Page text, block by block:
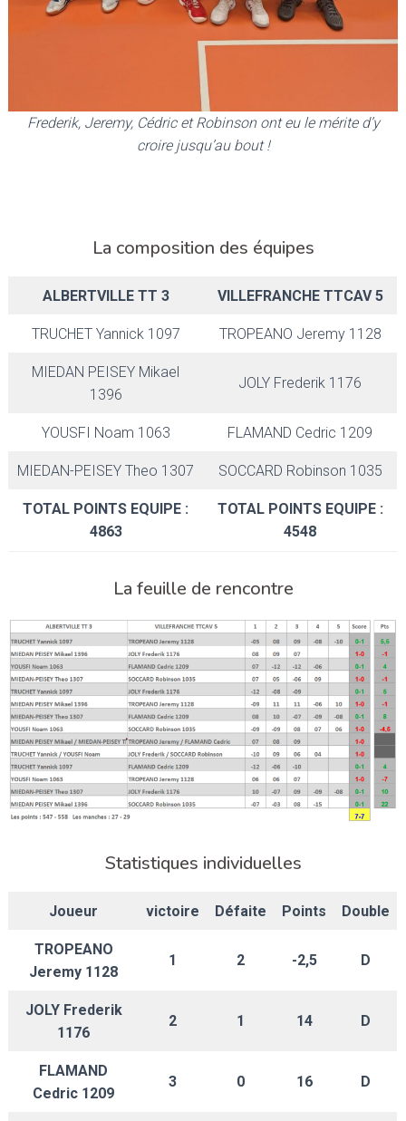
Frederik, Jeremy, Cédric et Robinson ont eu le mérite d’y
croire jusqu’au bout !
La composition des équipes
ALBERTVILLE TT 3 VILLEFRANCHE TTCAV 5
TRUCHET Yannick 1097 TROPEANO Jeremy 1128
MIEDAN PEISEY Mikael
1396
JOLY Frederik 1176
YOUSFI Noam 1063 FLAMAND Cedric 1209
MIEDAN-PEISEY Theo 1307 SOCCARD Robinson 1035
TOTAL POINTS EQUIPE :
4863
TOTAL POINTS EQUIPE :
4548
La feuille de rencontre
Statistiques individuelles
Joueur victoire Défaite Points Double
TROPEANO
Jeremy 1128
1 2 -2,5 D
JOLY Frederik
1176
2 1 14 D
FLAMAND
Cedric 1209
3 0 16 D